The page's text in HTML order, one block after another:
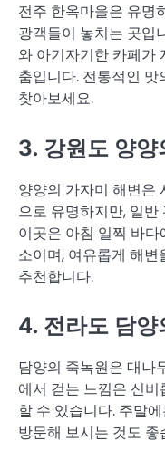
전주 한옥마을은 유명
광객들이 놓치는 곳입
와 아기자기한 카페가
춤입니다. 전통적인
찾아보세요.
3. 강원도 양양
양양의 가자미 해변은
으로 유명하지만, 일
이곳은 아침 일찍 바
소이며, 여유롭게 해
추천합니다.
4. 전라도 담양
담양의 죽녹원은 대나
에서 걷는 느낌은 신
할 수 있습니다. 주말
방문해 보시는 것도 좋